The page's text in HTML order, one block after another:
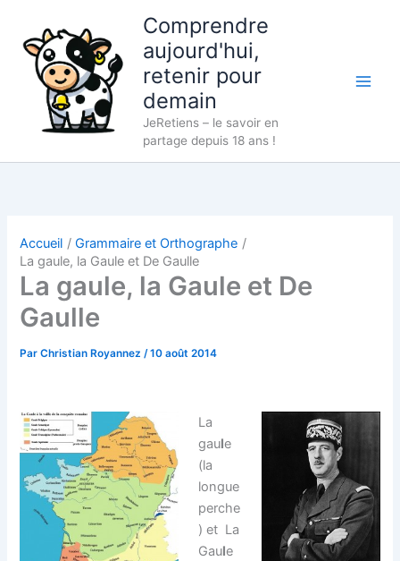
contenu
Comprendre
aujourd'hui,
retenir pour
demain
JeRetiens – le savoir en
partage depuis 18 ans !
Accueil
Grammaire et Orthographe
La gaule, la Gaule et De Gaulle
La gaule, la Gaule et De
Gaulle
ParChristian Royannez/10 août 2014
La
gaule
(la
longue
perche
) et La
Gaule